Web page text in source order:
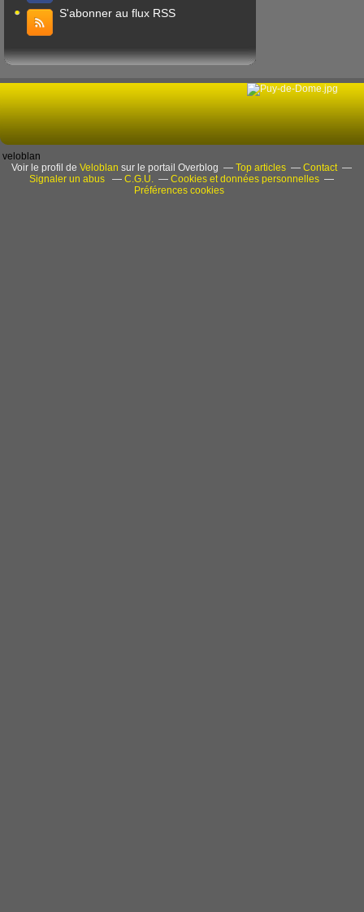
S'abonner au flux RSS
veloblan
Voir le profil deVeloblan sur le portail Overblog Top articles
Contact
Signaler un abus
C.G.U.
Cookies et données personnelles
Préférences cookies